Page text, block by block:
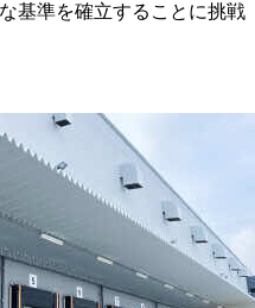
基準を確立することに挑戦